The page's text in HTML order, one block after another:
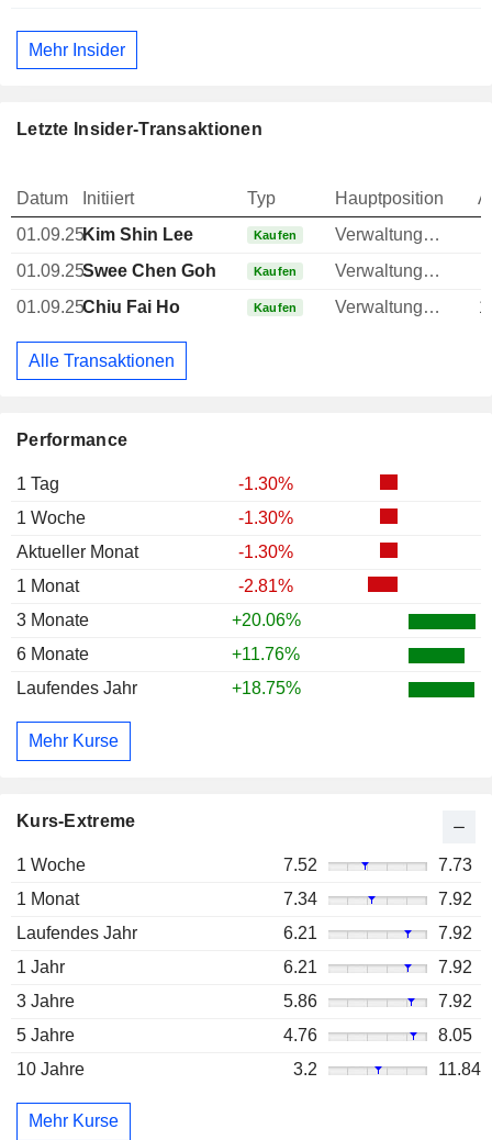
Performance
1 Tag
-1.30%
1 Woche
-1.30%
Aktueller Monat
-1.30%
1 Monat
-2.81%
3 Monate
+20.06%
6 Monate
+11.76%
Laufendes Jahr
+18.75%
Mehr Kurse
Kurs-Extreme
1 Woche 7.52
7.73
1 Monat
7.34
7.92
Laufendes Jahr
6.21
7.92
1 Jahr
6.21
7.92
3 Jahre
5.86
7.92
5 Jahre
4.76
8.05
10 Jahre
3.2 11.84
Mehr Kurse
Mehr Insider
Letzte Insider-Transaktionen
Datum Initiiert Typ Hauptposition
01.09.25Kim Shin Lee Kaufen Verwaltungsratsmitglied
01.09.25Swee Chen Goh Kaufen Verwaltungsratsmitglied
01.09.25Chiu Fai Ho Kaufen Verwaltungsratsmitglied
Alle Transaktionen